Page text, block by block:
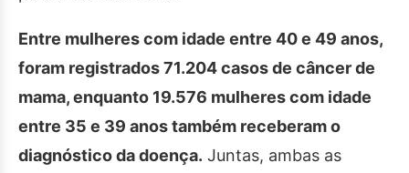
Entre mulheres com idade entre 40 e 49 anos,
foram registrados 71.204 casos de câncer de
mama, enquanto 19.576 mulheres com idade
entre 35 e 39 anos também receberam o
diagnóstico da doença. Juntas, ambas as